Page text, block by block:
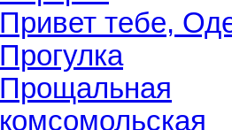
Привет тебе,
Прогулка
Прощальная
комсомольская